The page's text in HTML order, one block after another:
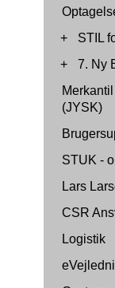
+
STIL
+
7. Ny
(JYSK)
STUK -
Lars
CSR
Logistik